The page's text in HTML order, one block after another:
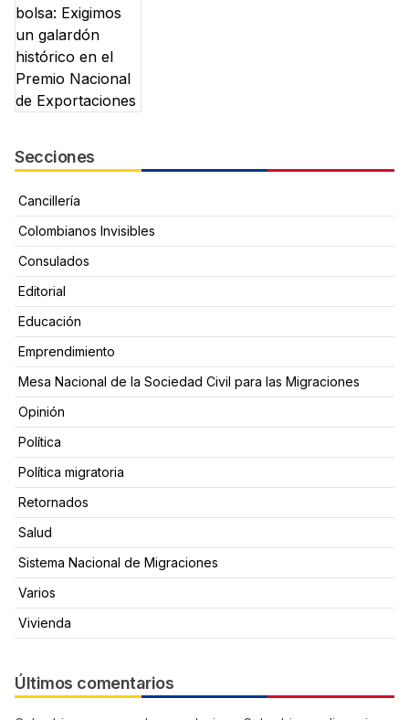
Secciones
Cancillería
Colombianos Invisibles
Consulados
Editorial
Educación
Emprendimiento
Mesa Nacional de la Sociedad Civil para las Migraciones
Opinión
Política
Política migratoria
Retornados
Salud
Sistema Nacional de Migraciones
Varios
Vivienda
Últimos comentarios